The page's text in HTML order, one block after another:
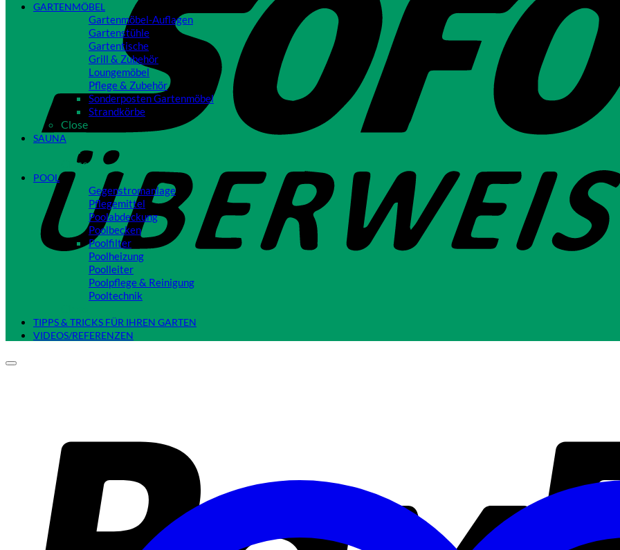
GARTENMÖBEL
Gartenmöbel-Auflagen
Gartenstühle
Gartentische
Grill & Zubehör
Loungemöbel
Pflege & Zubehör
Sonderposten Gartenmöbel
Strandkörbe
Close
SAUNA
Close
POOL
Gegenstromanlage
Pflegemittel
Poolabdeckung
Poolbecken
Poolfilter
Poolheizung
Poolleiter
Poolpflege & Reinigung
Pooltechnik
TIPPS & TRICKS FÜR IHREN GARTEN
VIDEOS/REFERENZEN